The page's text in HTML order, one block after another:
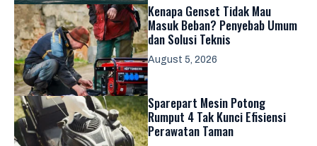
Kenapa Genset Tidak Mau
Masuk Beban? Penyebab Umum
dan Solusi Teknis
August 5, 2026
Sparepart Mesin Potong
Rumput 4 Tak Kunci Efisiensi
Perawatan Taman